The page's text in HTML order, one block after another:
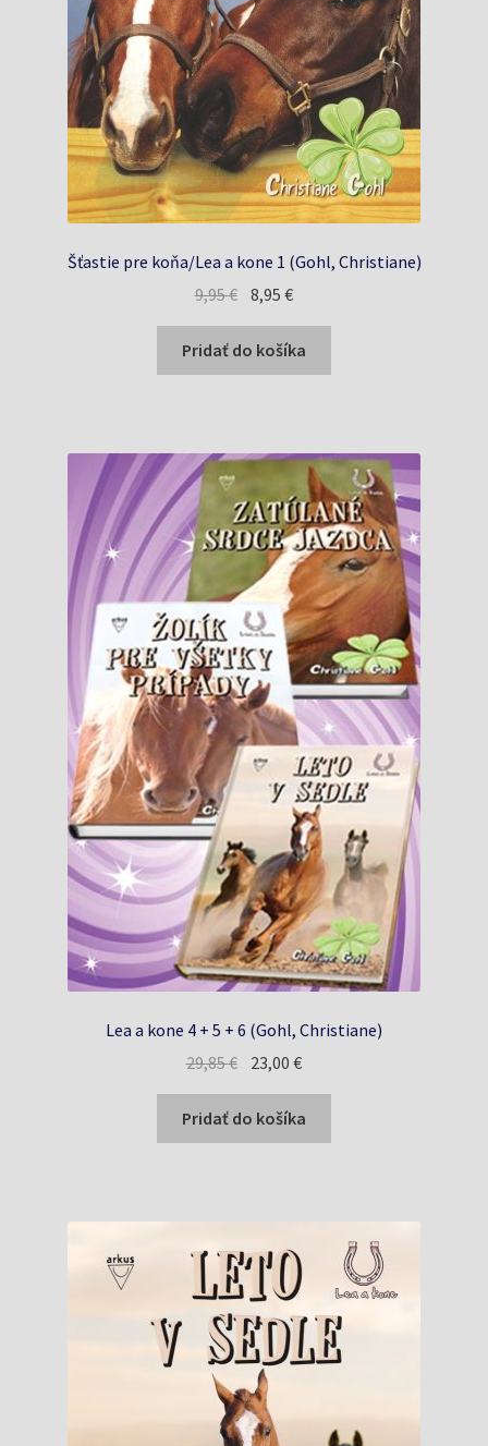
Šťastie pre koňa/Lea a kone 1 (Gohl, Christiane)
9,95€ Pôvodná
cena
bola:
9,95 €.
8,95€Aktuálna
cena
je:
8,95 €.
Pridať do košíka
Lea a kone 4 + 5 + 6 (Gohl, Christiane)
29,85€ Pôvodná
cena
bola:
29,85 €.
23,00€Aktuálna
cena
je:
23,00 €.
Pridať do košíka